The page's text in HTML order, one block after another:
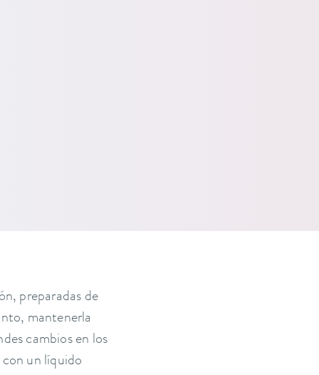
preparadas de
mantenerla
cambios en los
con un líquido